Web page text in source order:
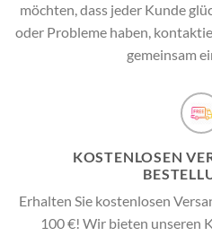
möchten, dass jeder Kunde
oder Probleme haben,
gemeinsam
KOSTENLOSEN
Erhalten Sie kostenlosen
100 €! Wir bieten unseren